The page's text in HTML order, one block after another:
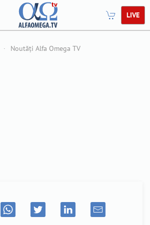
LIVE
Noutăți Alfa Omega TV